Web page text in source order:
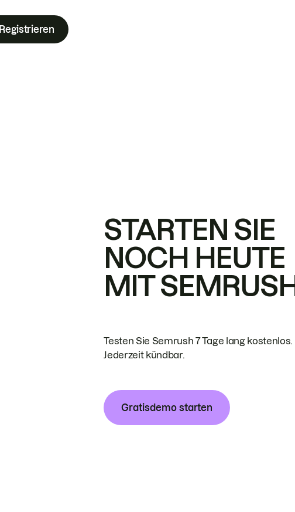
Registrieren
STARTEN SIE
NOCH HEUTE
MIT
Testen Sie Semrush 7 Tage lang kostenlos.
Jederzeit kündbar.
Gratisdemo starten